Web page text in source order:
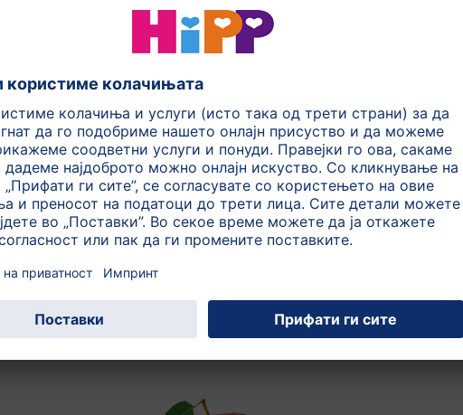
Повеќе информации за другите состојки